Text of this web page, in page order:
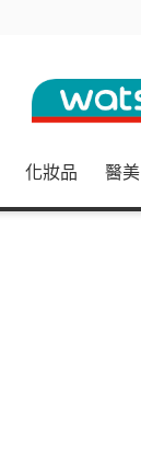
化妝品 醫美